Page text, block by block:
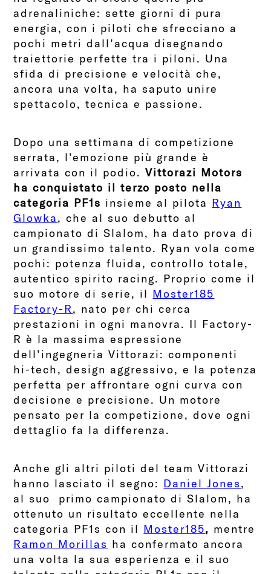
adrenaliniche: sette giorni di pura
energia, con i piloti che sfrecciano a
pochi metri dall’acqua disegnando
traiettorie perfette tra i piloni. Una
sfida di precisione e velocità che,
ancora una volta, ha saputo unire
spettacolo, tecnica e passione.
Dopo una settimana di competizione
serrata, l’emozione più grande è
arrivata con il podio.Vittorazi Motors
ha conquistato il terzo posto nella
categoria PF1s insieme al pilota Ryan
Glowka, che al suo debutto al
campionato di Slalom, ha dato prova di
un grandissimo talento. Ryan vola come
pochi: potenza fluida, controllo totale,
autentico spirito racing. Proprio come il
suo motore di serie, il Moster185
Factory-R, nato per chi cerca
prestazioni in ogni manovra. Il Factory-
R è la massima espressione
dell’ingegneria Vittorazi: componenti
hi-tech, design aggressivo, e la potenza
perfetta per affrontare ogni curva con
decisione e precisione. Un motore
pensato per la competizione, dove ogni
dettaglio fa la differenza.
Anche gli altri piloti del team Vittorazi
hanno lasciato il segno: Daniel Jones,
al suo primo campionato di Slalom, ha
ottenuto un risultato eccellente nella
categoria PF1s con il Moster185, mentre
Ramon Morillas ha confermato ancora
una volta la sua esperienza e il suo